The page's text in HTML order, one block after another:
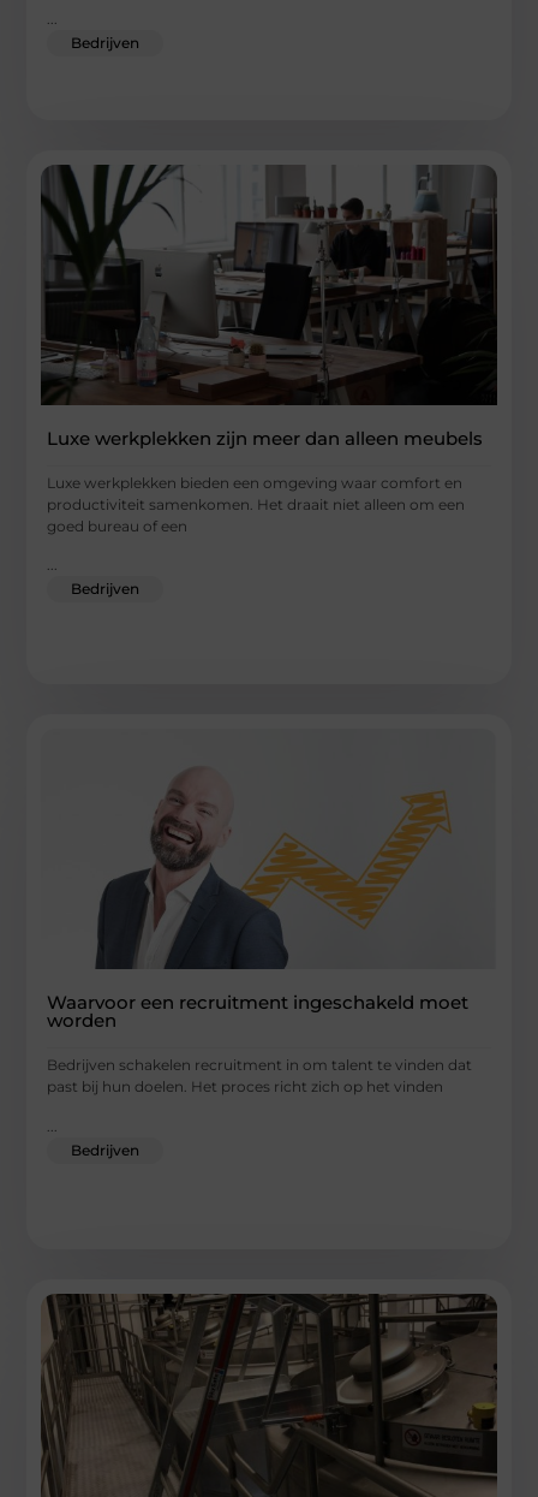
...
Bedrijven
Luxe werkplekken zijn meer dan alleen meubels
Luxe werkplekken bieden een omgeving waar comfort en
productiviteit samenkomen. Het draait niet alleen om een
goed bureau of een
...
Bedrijven
Waarvoor een recruitment ingeschakeld moet
worden
Bedrijven schakelen recruitment in om talent te vinden dat
past bij hun doelen. Het proces richt zich op het vinden
Bedrijven